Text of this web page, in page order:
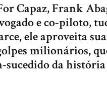
Capaz, Frank
e co-piloto,
ele aproveita
milionários,
sucedido da